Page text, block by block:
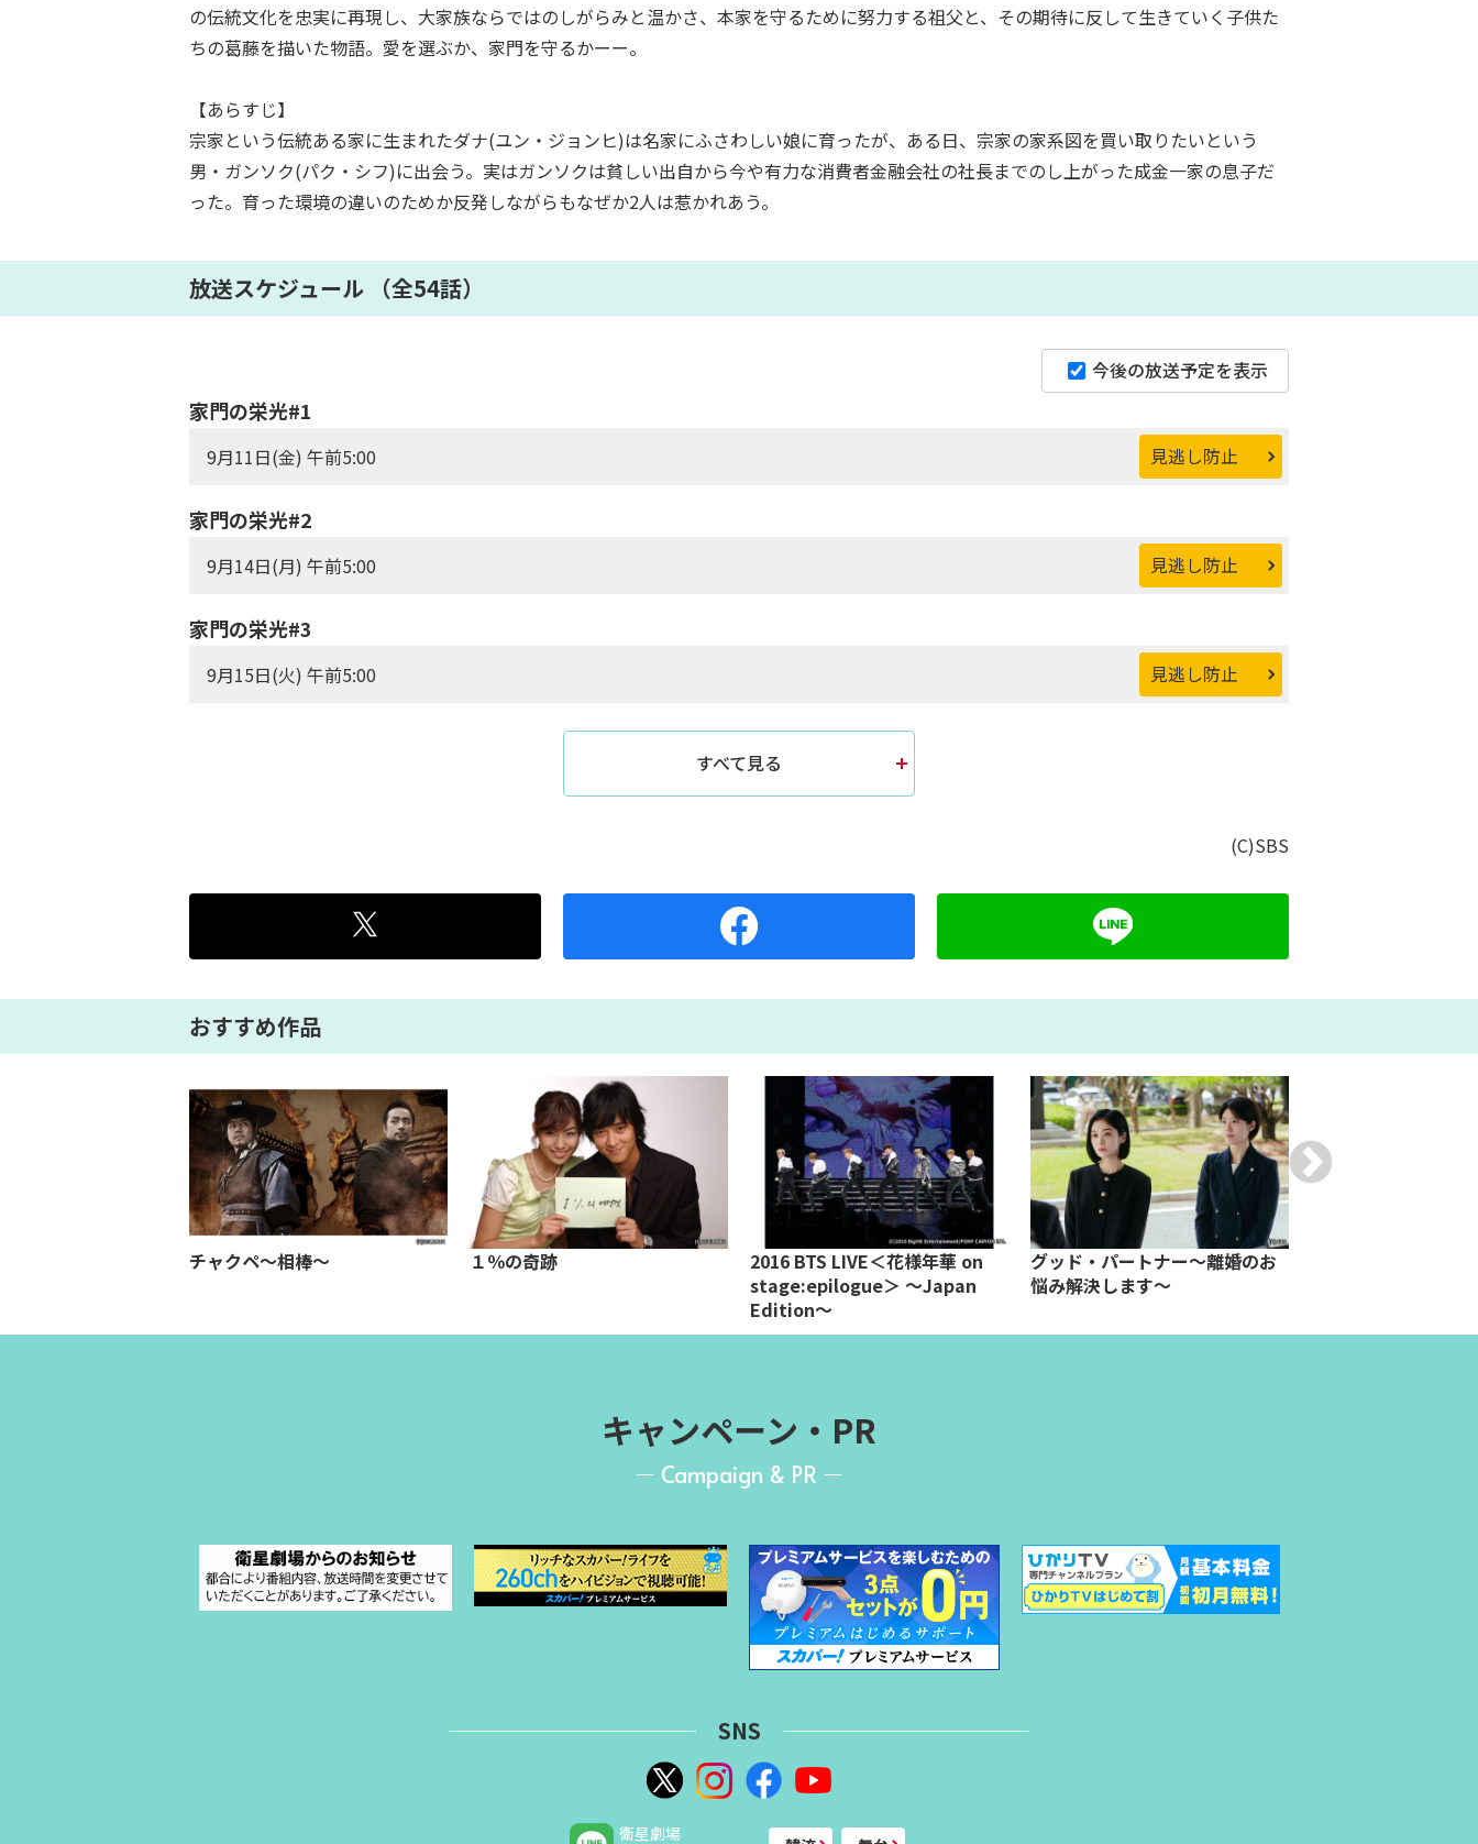
の伝統文化を忠実に再現し、大家族ならではのしがらみと温かさ、本家を守るために努力する祖父と、その期待に反して生きていく子供た
ちの葛藤を描いた物語。愛を選ぶか、家門を守るかーー。
【あらすじ】
宗家という伝統ある家に生まれたダナ(ユン・ジョンヒ)は名家にふさわしい娘に育ったが、ある日、宗家の家系図を買い取りたいという
男・ガンソク(パク・シフ)に出会う。実はガンソクは貧しい出自から今や有力な消費者金融会社の社長までのし上がった成金一家の息子だ
った。育った環境の違いのためか反発しながらもなぜか2人は惹かれあう。
放送スケジュール （全54話）
今後の放送予定を表示
家門の栄光#1
9月11日(金) 午前5:00 見逃し防止
家門の栄光#2
9月14日(月) 午前5:00 見逃し防止
家門の栄光#3
9月15日(火) 午前5:00 見逃し防止
すべて見る
(C)SBS
おすすめ作品
チャクペ～相棒～ １％の奇跡
2016 BTS LIVE＜花様年華 on
stage:epilogue＞ ～Japan
Edition～
グッド・パートナー～離婚のお
悩み解決します～
キャンペーン・PR
Campaign & PR
SNS
衛星劇場